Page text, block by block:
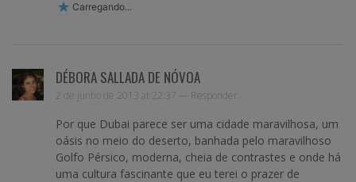
Carregando...
DÉBORA SALLADA DE NÓVOA
2 de junho de 2013 at 22:37 — Responder
Por que Dubai parece ser uma cidade maravilhosa, um
oásis no meio do deserto, banhada pelo maravilhoso
Golfo Pérsico, moderna, cheia de contrastes e onde há
uma cultura fascinante que eu terei o prazer de